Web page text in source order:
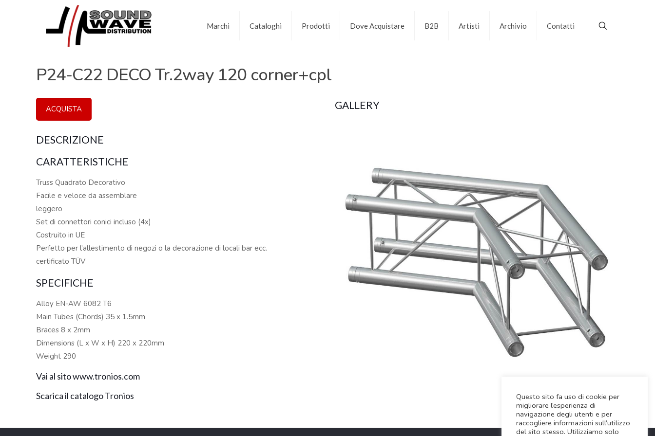
Marchi Cataloghi Prodotti Dove Acquistare B2B Artisti Archivio Contatti
P24-C22 DECO Tr.2way 120 corner+cpl
ACQUISTA
DESCRIZIONE
CARATTERISTICHE
Truss Quadrato Decorativo
Facile e veloce da assemblare
leggero
Set di connettori conici incluso (4x)
Costruito in UE
Perfetto per l’allestimento di negozi o la decorazione di locali bar ecc.
certificato TÜV
SPECIFICHE
Alloy EN-AW 6082 T6
Main Tubes (Chords) 35 x 1.5mm
Braces 8 x 2mm
Dimensions (L x W x H) 220 x 220mm
Weight 290
Vai al sito www.tronios.com
Scarica il catalogo Tronios
GALLERY
Questo sito fa uso di cookie per
migliorare l’esperienza di
navigazione degli utenti e per
raccogliere informazioni sull’utilizzo
del sito stesso. Utilizziamo solo